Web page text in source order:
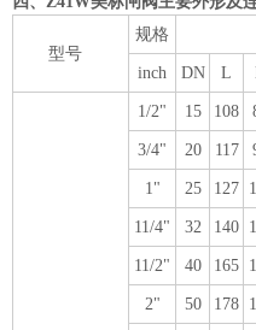
型号
规格
inch DN L
1/2" 15 108
3/4" 20 117
1" 25 127
11/4" 32 140
11/2" 40 165
2" 50 178